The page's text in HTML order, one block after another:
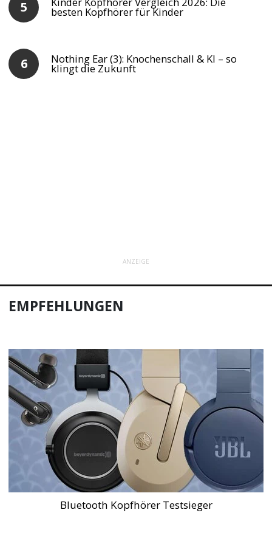
besten Kopfhörer für Kinder
Nothing Ear (3): Knochenschall & KI – so
klingt die Zukunft
ANZEIGE
EMPFEHLUNGEN
Bluetooth Kopfhörer Testsieger